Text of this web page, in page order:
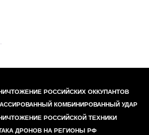
РОССИЙСКИХ ОККУПАНТОВ
КОМБИНИРОВАННЫЙ УДАР
РОССИЙСКОЙ ТЕХНИКИ
ДРОНОВ НА РЕГИОНЫ РФ